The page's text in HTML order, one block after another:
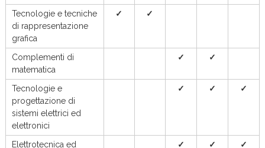
Tecnologie e tecniche
di rappresentazione
grafica
✓ ✓
Complementi di
matematica
✓ ✓
Tecnologie e
progettazione di
sistemi elettrici ed
elettronici
✓ ✓ ✓
Elettrotecnica ed
✓ ✓ ✓